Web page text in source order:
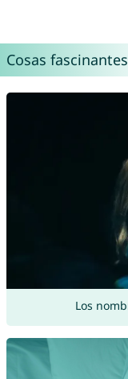
Cosas
Los